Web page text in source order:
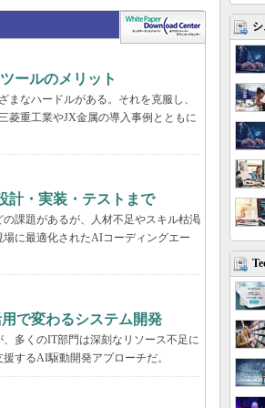
ールのメリット
なハードルがある。それを克服し、
菱重工業やJX金属の導入事例とともに
・実装・テストまで
課題があるが、人材不足やスキル枯渇
に最適化されたAIコーディングエー
で変わるシステム開発
多くのIT部門は深刻なリソース不足に
するAI駆動開発アプローチだ。